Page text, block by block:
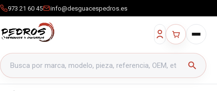
973 21 60 45 info@desguacespedros.es
Buscar productos
search